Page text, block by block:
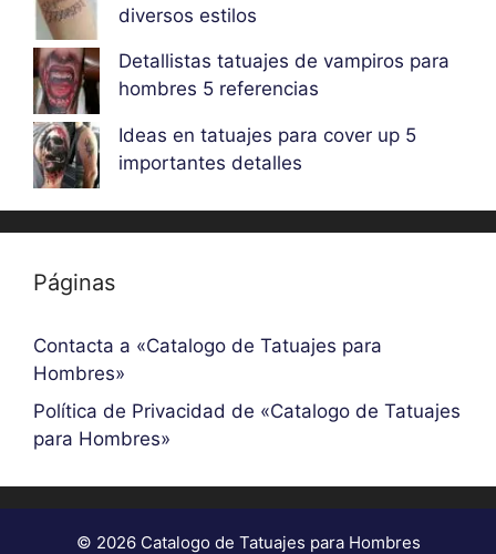
diversos estilos
Detallistas tatuajes de vampiros para
hombres 5 referencias
Ideas en tatuajes para cover up 5
importantes detalles
Páginas
Contacta a «Catalogo de Tatuajes para
Hombres»
Política de Privacidad de «Catalogo de Tatuajes
para Hombres»
© 2026 Catalogo de Tatuajes para Hombres